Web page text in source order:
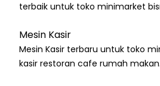
terbaik untuk toko minimarket
Mesin Kasir
Mesin Kasir terbaru untuk toko
kasir restoran cafe rumah makan.